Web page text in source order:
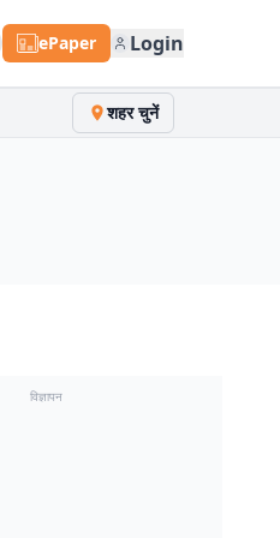
ePaper Login
शहर चुनें
विज्ञापन